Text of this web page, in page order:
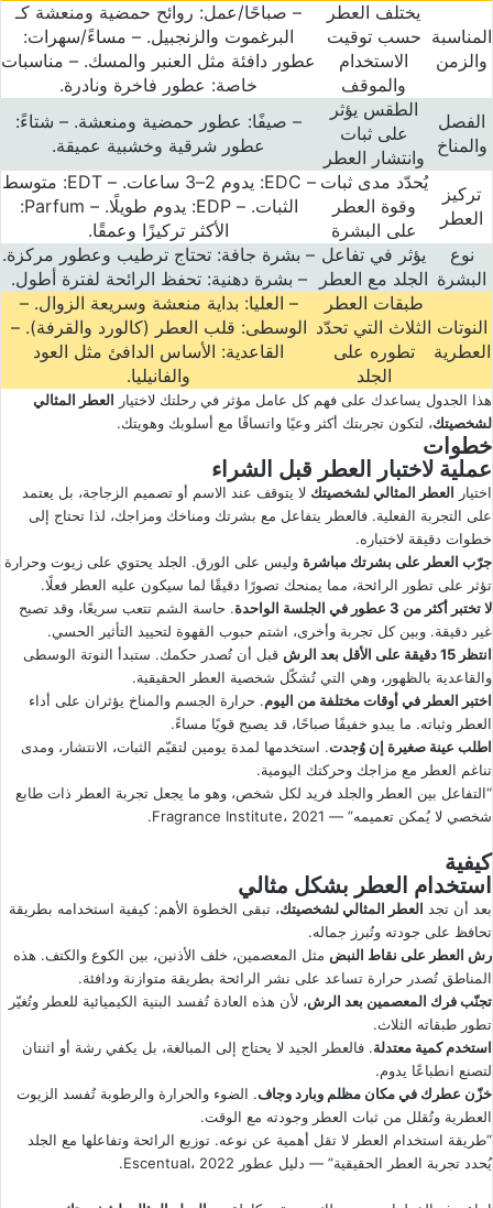
المناسبة
والزمن
يختلف العطر
حسب توقيت
الاستخدام
والموقف
– صباحًا/عمل: روائح حمضية ومنعشة كـ
البرغموت والزنجبيل. – مساءً/سهرات:
عطور دافئة مثل العنبر والمسك. – مناسبات
خاصة: عطور فاخرة ونادرة.
الفصل
والمناخ
الطقس يؤثر
على ثبات
وانتشار العطر
– صيفًا: عطور حمضية ومنعشة. – شتاءً:
عطور شرقية وخشبية عميقة.
تركيز
العطر
يُحدّد مدى ثبات
وقوة العطر
على البشرة
– EDC: يدوم 2–3 ساعات. – EDT:
متوسط
الثبات. – EDP: يدوم طويلًا. – Parfum:
الأكثر تركيزًا وعمقًا.
نوع
البشرة
يؤثر في تفاعل
الجلد مع العطر
– بشرة جافة: تحتاج ترطيب وعطور مركزة.
– بشرة دهنية:تحفظ الرائحة لفترة أطول.
النوتات
العطرية
طبقات العطر
الثلاث التي تحدّد
تطوره على
الجلد
– العليا: بداية منعشة وسريعة الزوال. –
الوسطى: قلب العطر (كالورد والقرفة). –
القاعدية: الأساس الدافئ مثل العود
والفانيليا.
هذا الجدول يساعدك على فهم كل عامل مؤثر في رحلتك لاختيار العطر المثالي
لشخصيتك، لتكون تجربتك أكثر وعيًا واتساقًا مع أسلوبك وهويتك.
خطوات
عملية لاختبار العطر قبل الشراء
اختيار العطر المثالي لشخصيتك لا يتوقف عند الاسم أو تصميم الزجاجة، بل يعتمد
على التجربة الفعلية. فالعطر يتفاعل مع بشرتك ومناخك ومزاجك، لذا تحتاج إلى
خطوات دقيقة لاختباره.
جرّب العطر على بشرتك مباشرة وليس على الورق. الجلد يحتوي على زيوت وحرارة
تؤثر على تطور الرائحة، مما يمنحك تصورًا دقيقًا لما سيكون عليه العطر فعلًا.
لا تختبر أكثر من 3 عطور في الجلسة الواحدة
. حاسة الشم تتعب سريعًا، وقد تصبح
غير دقيقة. وبين كل تجربة وأخرى، اشتم حبوب القهوة لتحييد التأثير الحسي.
انتظر 15 دقيقة على الأقل بعد الرش
قبل أن تُصدر حكمك. ستبدأ النوتة الوسطى
والقاعدية بالظهور، وهي التي تُشكّل شخصية العطر الحقيقية.
اختبر العطر في أوقات مختلفة من اليوم. حرارة الجسم والمناخ يؤثران على أداء
العطر وثباته. ما يبدو خفيفًا صباحًا، قد يصبح قويًا مساءً.
اطلب عينة صغيرة إن وُجدت. استخدمها لمدة يومين لتقيّم الثبات، الانتشار، ومدى
تناغم العطر مع مزاجك وحركتك اليومية.
“التفاعل بين العطر والجلد فريد لكل شخص، وهو ما يجعل تجربة العطر ذات طابع
شخصي لا يُمكن تعميمه” — Fragrance Institute، 2021.
كيفية
استخدام العطر بشكل مثالي
بعد أن تجد العطر المثالي لشخصيتك، تبقى الخطوة الأهم: كيفية استخدامه بطريقة
تحافظ على جودته وتُبرز جماله.
رش العطر على نقاط النبض مثل المعصمين، خلف الأذنين، بين الكوع والكتف. هذه
المناطق تُصدر حرارة تساعد على نشر الرائحة بطريقة متوازنة ودافئة.
تجنّب فرك المعصمين بعد الرش، لأن هذه العادة تُفسد البنية الكيميائية للعطر وتُغيّر
تطور طبقاته الثلاث.
استخدم كمية معتدلة. فالعطر الجيد لا يحتاج إلى المبالغة، بل يكفي رشة أو اثنتان
لتصنع انطباعًا يدوم.
خزّن عطرك في مكان مظلم وبارد وجاف. الضوء والحرارة والرطوبة تُفسد الزيوت
العطرية وتُقلل من ثبات العطر وجودته مع الوقت.
“طريقة استخدام العطر لا تقل أهمية عن نوعه. توزيع الرائحة وتفاعلها مع الجلد
يُحدد تجربة العطر الحقيقية” — دليل عطور Escentual، 2022.